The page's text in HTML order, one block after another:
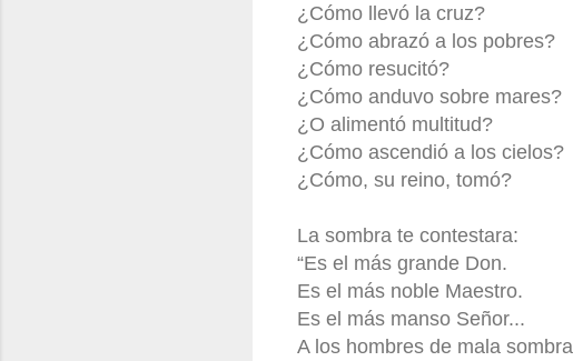
¿Cómo llevó la cruz?
¿Cómo abrazó a los pobres?
¿Cómo resucitó?
¿Cómo anduvo sobre mares?
¿O alimentó multitud?
¿Cómo ascendió a los cielos?
¿Cómo, su reino, tomó?
La sombra te contestara:
“Es el más grande Don.
Es el más noble Maestro.
Es el más manso Señor...
A los hombres de mala sombra